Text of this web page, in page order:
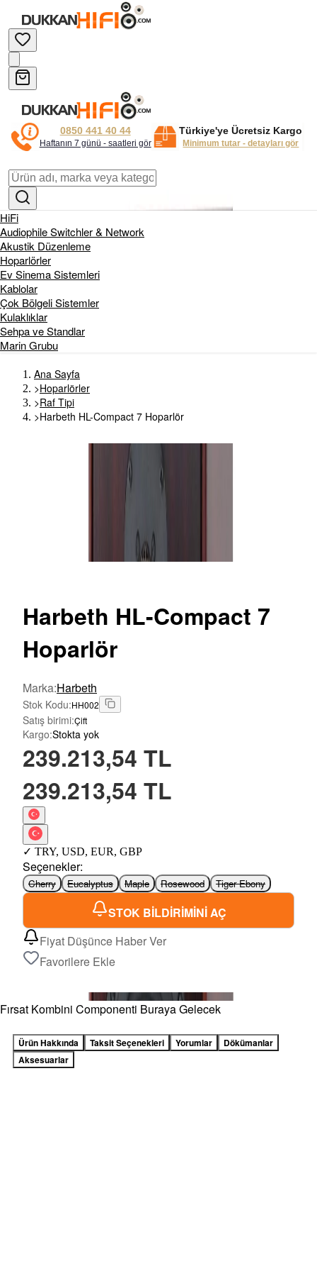
0850 441 40 44
Haftanın 7 günü - saatleri gör
Türkiye'ye Ücretsiz Kargo
Minimum tutar - detayları gör
HiFi
Audiophile Switchler & Network
Akustik Düzenleme
Hoparlörler
Ev Sinema Sistemleri
Kablolar
Çok Bölgeli Sistemler
Kulaklıklar
Sehpa ve Standlar
Marin Grubu
Ana Sayfa
>Hoparlörler
>Raf Tipi
>Harbeth HL-Compact 7 Hoparlör
Harbeth HL-Compact 7
Hoparlör
Marka:Harbeth
Stok Kodu:HH002
Satış birimi:Çift
Kargo:Stokta yok
239.213,54 TL
239.213,54 TL
✓ TRY, USD, EUR, GBP
Seçenekler:
Cherry Eucalyptus Maple Rosewood Tiger Ebony
STOK BİLDİRİMİNİ AÇ
Fiyat Düşünce Haber Ver
Favorilere Ekle
Fırsat Kombini Componenti Buraya Gelecek
Ürün Hakkında Taksit Seçenekleri Yorumlar
Dökümanlar
Aksesuarlar